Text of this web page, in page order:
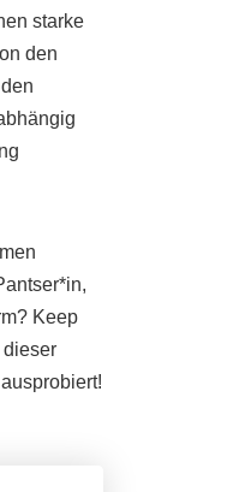
starke
den
Keep
dieser